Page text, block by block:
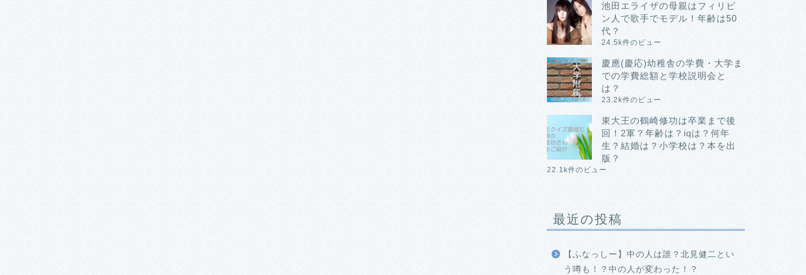
池田エライザの母親はフィリピ
ン人で歌手でモデル！年齢は50
代？
24.5k件のビュー
慶應(慶応)幼稚舎の学費・大学ま
での学費総額と学校説明会と
は？
23.2k件のビュー
東大王の鶴崎修功は卒業まで後
回！2軍？年齢は？iqは？何年
生？結婚は？小学校は？本を出
版？
22.1k件のビュー
最近の投稿
【ふなっしー】中の人は誰？北見健二とい
う噂も！？中の人が変わった！？